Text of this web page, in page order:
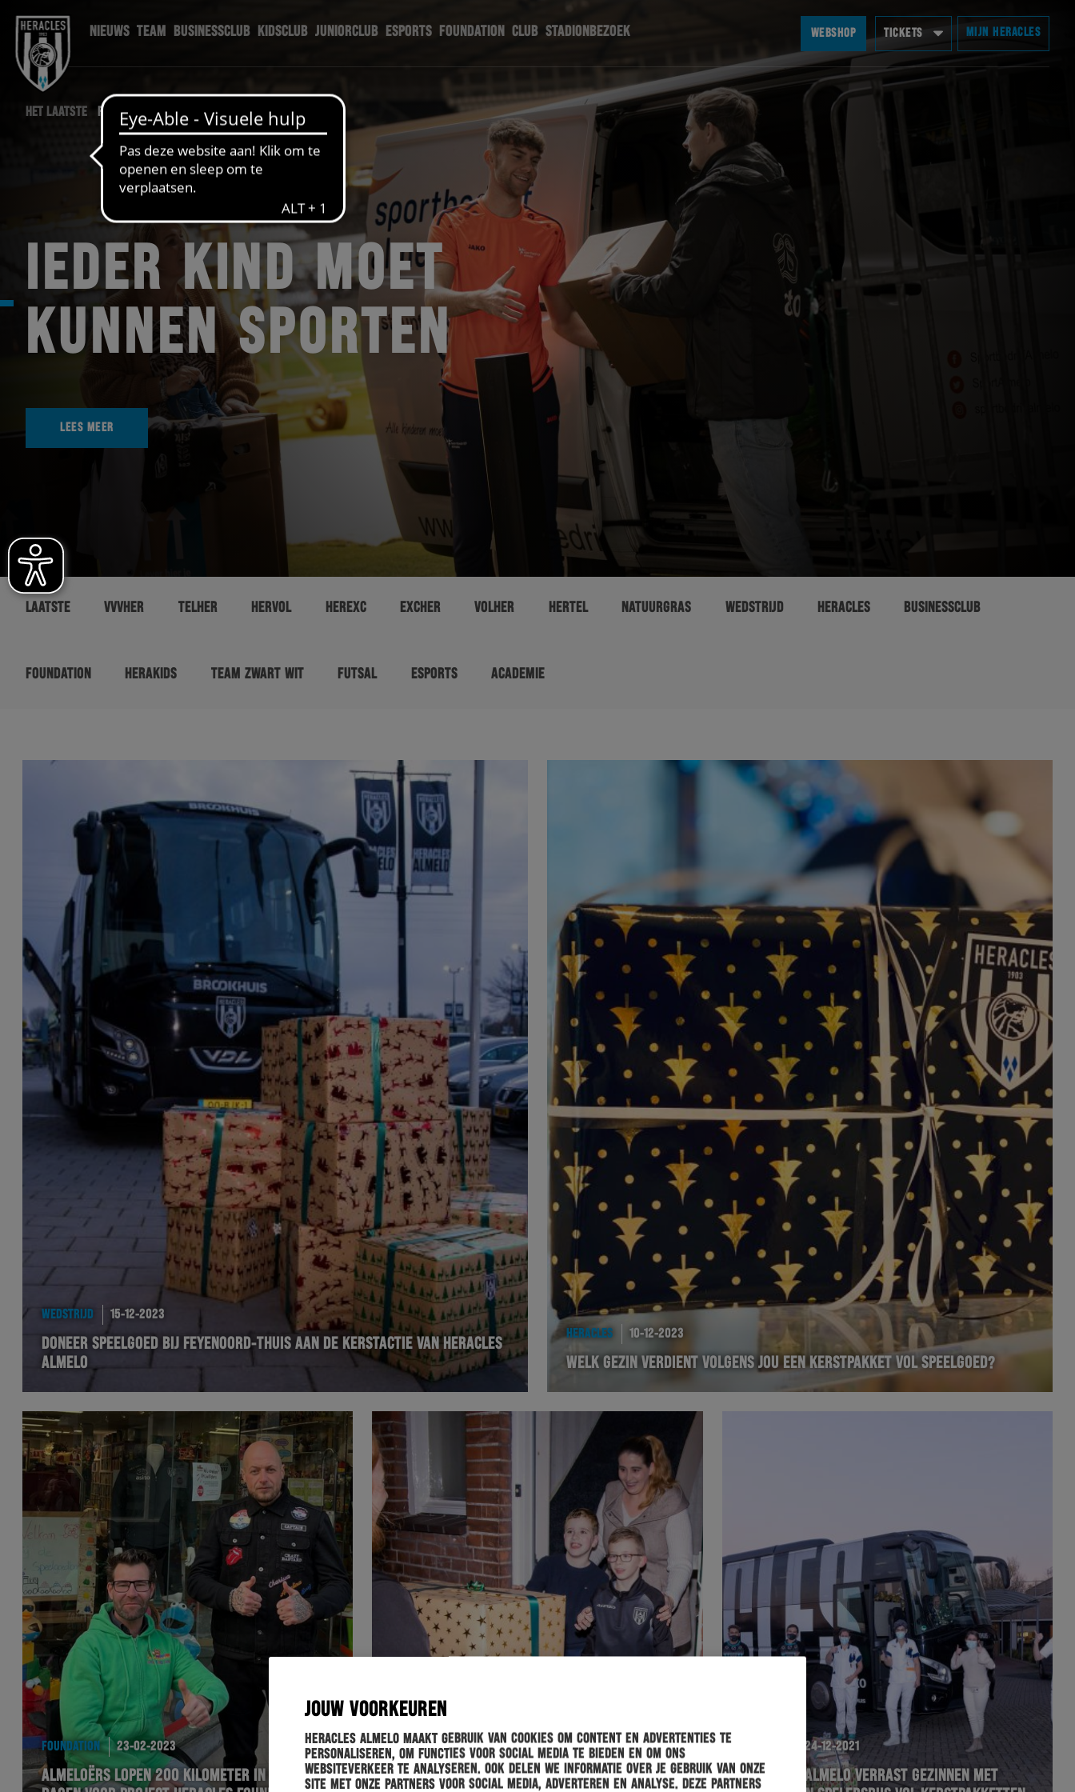
JOUW VOORKEUREN
Heracles Almelo maakt gebruik van cookies om content en advertenties te
personaliseren, om functies voor social media te bieden en om ons
websiteverkeer te analyseren. Ook delen we informatie over je gebruik van onze
site met onze partners voor social media, adverteren en analyse. Deze partners
NIEUWS TEAM BUSINESSCLUB KIDSCLUB JUNIORCLUB ESPORTS FOUNDATION CLUB STADIONBEZOEK WEBSHOP TICKETS MIJN HERACLES
HET LAATSTE FOUNDATION NIEUWS
IEDER KIND MOET
KUNNEN SPORTEN
LEES MEER
LAATSTE VVVHER TELHER HERVOL HEREXC EXCHER VOLHER HERTEL NATUURGRAS WEDSTRIJD HERACLES BUSINESSCLUB
FOUNDATION HERAKIDS TEAM ZWART WIT FUTSAL ESPORTS ACADEMIE
WEDSTRIJD 15-12-2023
DONEER SPEELGOED BIJ FEYENOORD-THUIS AAN DE KERSTACTIE VAN HERACLES
ALMELO
HERACLES 10-12-2023
WELK GEZIN VERDIENT VOLGENS JOU EEN KERSTPAKKET VOL SPEELGOED?
FOUNDATION 23-02-2023
ALMELOËRS LOPEN 200 KILOMETER IN VIJF
HERACLES ALMELO VERRAST GEZINNEN EN ZGT
MET BEZOEK VAN SPELERSBUS VOL
24-12-2021
HERACLES ALMELO VERRAST GEZINNEN MET